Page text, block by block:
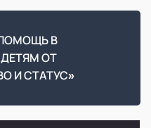
В
ОТ
И СТАТУС»